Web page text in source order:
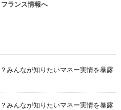
みんなが知りたいマネー実情を暴露
みんなが知りたいマネー実情を暴露